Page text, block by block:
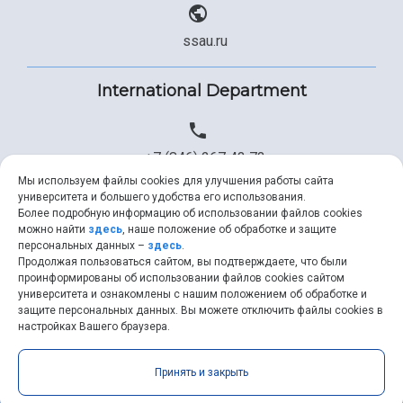
ssau.ru
International Department
+7 (846) 267 43 73
+7 (846) 334 57 22
ssau@ssau.ru
Samara University © 2026 | API
Мы используем файлы cookies для улучшения работы сайта
университета и большего удобства его использования.
Более подробную информацию об использовании файлов cookies
можно найти здесь, наше положение об обработке и защите
персональных данных – здесь.
Продолжая пользоваться сайтом, вы подтверждаете, что были
проинформированы об использовании файлов cookies сайтом
университета и ознакомлены с нашим положением об обработке и
защите персональных данных. Вы можете отключить файлы cookies в
настройках Вашего браузера.
Принять и закрыть